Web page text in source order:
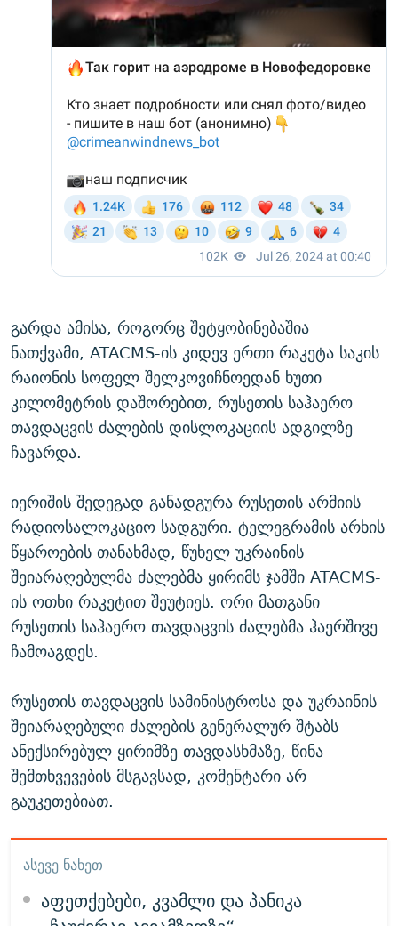
გარდა ამისა, როგორც შეტყობინებაშია
ნათქვამი, ATACMS-ის კიდევ ერთი რაკეტა საკის
რაიონის სოფელ შელკოვიჩნოედან ხუთი
კილომეტრის დაშორებით, რუსეთის საჰაერო
თავდაცვის ძალების დისლოკაციის ადგილზე
ჩავარდა.
იერიშის შედეგად განადგურა რუსეთის არმიის
რადიოსალოკაციო სადგური. ტელეგრამის არხის
წყაროების თანახმად, წუხელ უკრაინის
შეიარაღებულმა ძალებმა ყირიმს ჯამში ATACMS-
ის ოთხი რაკეტით შეუტიეს. ორი მათგანი
რუსეთის საჰაერო თავდაცვის ძალებმა ჰაერშივე
ჩამოაგდეს.
რუსეთის თავდაცვის სამინისტროსა და უკრაინის
შეიარაღებული ძალების გენერალურ შტაბს
ანექსირებულ ყირიმზე თავდასხმაზე, წინა
შემთხვევების მსგავსად, კომენტარი არ
გაუკეთებიათ.
ᲐᲡᲔᲕᲔ ᲜᲐᲮᲔᲗ
აფეთქებები, კვამლი და პანიკა